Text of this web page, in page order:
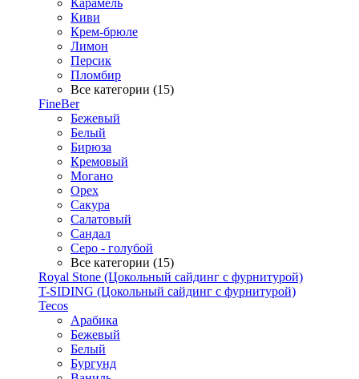
Карамель
Киви
Крем-брюле
Лимон
Персик
Пломбир
Все категории (15)
FineBer
Бежевый
Белый
Бирюза
Кремовый
Могано
Орех
Сакура
Салатовый
Сандал
Серо - голубой
Все категории (15)
Royal Stone (Цокольный сайдинг с фурнитурой)
T-SIDING (Цокольный сайдинг с фурнитурой)
Tecos
Арабика
Бежевый
Белый
Бургунд